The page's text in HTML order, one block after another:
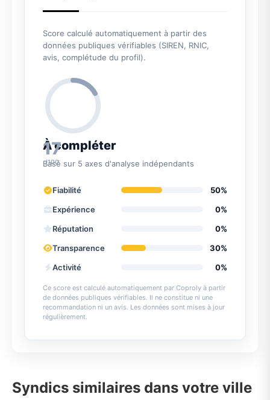
Score calculé automatiquement à partir des
données publiques vérifiables (SIREN, RNIC,
avis, complétude du profil).
17
/100
À compléter
Basé sur 5 axes d'analyse indépendants
Fiabilité
50%
Expérience
0%
Réputation
0%
Transparence
30%
Activité
0%
Ce score est calculé automatiquement par Coproly à partir
de données publiques vérifiables. Il ne constitue ni une
recommandation ni un avis. Les données sont mises à jour
régulièrement.
Syndics similaires dans votre ville